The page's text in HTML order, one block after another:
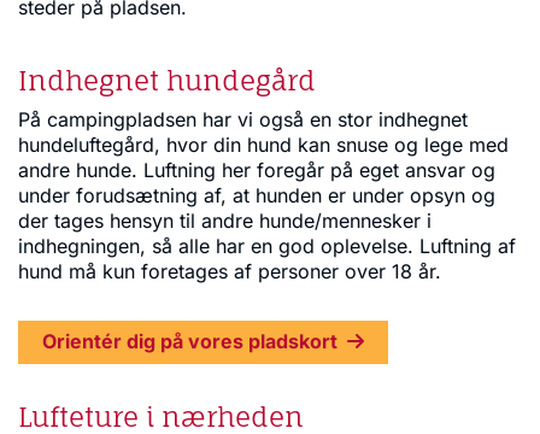
steder på pladsen.
Indhegnet hundegård
På campingpladsen har vi også en stor indhegnet
hundeluftegård, hvor din hund kan snuse og lege med
andre hunde. Luftning her foregår på eget ansvar og
under forudsætning af, at hunden er under opsyn og
der tages hensyn til andre hunde/mennesker i
indhegningen, så alle har en god oplevelse. Luftning af
hund må kun foretages af personer over 18 år.
Orientér dig på vores pladskort
Lufteture i nærheden